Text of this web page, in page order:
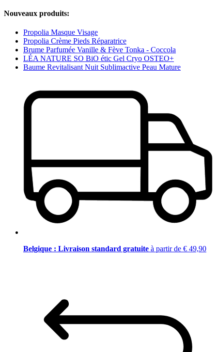
Nouveaux produits:
Propolia Masque Visage
Propolia Crème Pieds Réparatrice
Brume Parfumée Vanille & Fève Tonka - Coccola
LÉA NATURE SO BiO étic Gel Cryo OSTEO+
Baume Revitalisant Nuit Sublimactive Peau Mature
Belgique : Livraison standard gratuite à partir de € 49,90